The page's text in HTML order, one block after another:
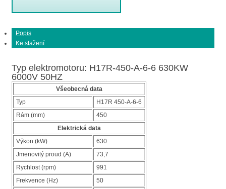
Popis
Ke stažení
Typ elektromotoru: H17R-450-A-6-6 630KW
6000V 50HZ
Všeobecná data
Typ
H17R 450-A-6-6
Rám (mm)
450
Elektrická data
Výkon (kW)
630
Jmenovitý proud (A)
73,7
Rychlost (rpm)
991
Frekvence (Hz)
50